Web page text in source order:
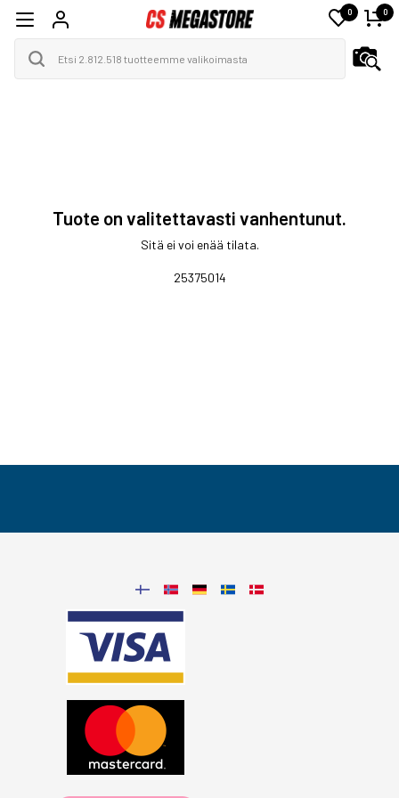
0 0
Tuote on valitettavasti vanhentunut.
Sitä ei voi enää tilata.
25375014